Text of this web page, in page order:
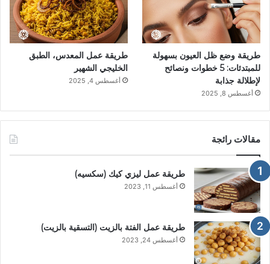
طريقة وضع ظل العيون بسهولة
للمبتدئات: 5 خطوات ونصائح
لإطلالة جذابة
أغسطس 8, 2025
طريقة عمل المعدس، الطبق
الخليجي الشهير
أغسطس 4, 2025
مقالات رائجة
طريقة عمل ليزي كيك (سكسيه)
أغسطس 11, 2023
طريقة عمل الفتة بالزيت (التسقية بالزيت)
أغسطس 24, 2023